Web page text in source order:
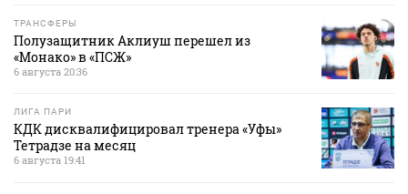
ТРАНСФЕРЫ
Полузащитник Аклиуш перешел из
«Монако» в «ПСЖ»
6 августа 20:36
ЛИГА ПАРИ
КДК дисквалифицировал тренера «Уфы»
Тетрадзе на месяц
6 августа 19:41